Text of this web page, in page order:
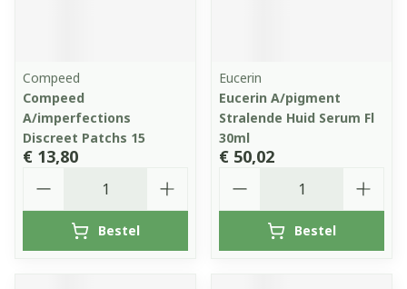
Compeed
Compeed
A/imperfections
Discreet Patchs 15
€ 13,80
Bestel
Eucerin
Eucerin A/pigment
Stralende Huid Serum Fl
30ml
€ 50,02
Bestel